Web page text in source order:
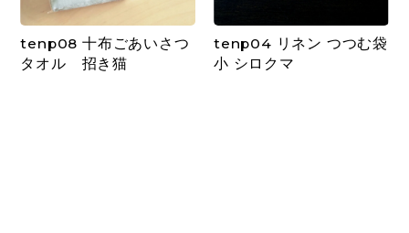
tenp08 十布ごあいさつ
タオル 招き猫
tenp04 リネン つつむ袋
小 シロクマ